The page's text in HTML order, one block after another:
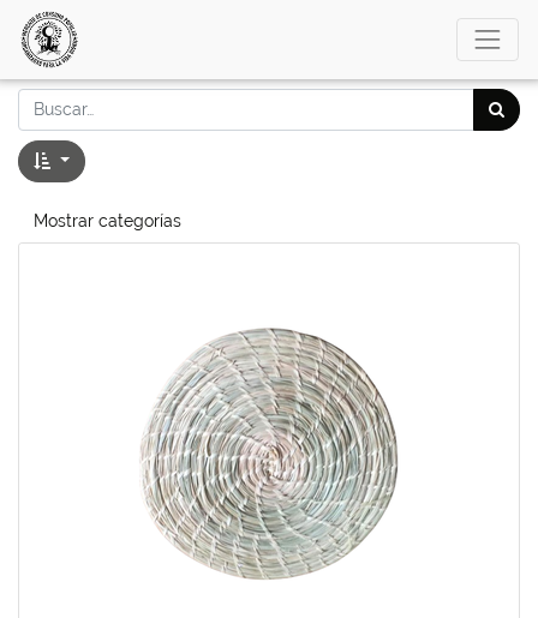
Mostrar categorías